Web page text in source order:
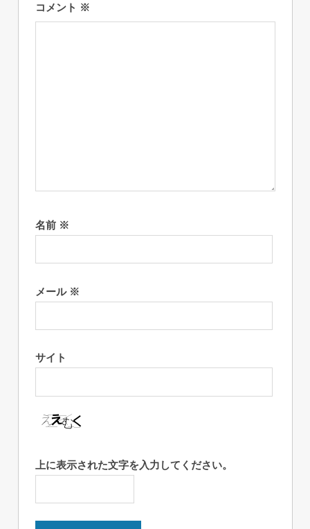
ン
コメント ※
名前 ※
メール ※
サイト
上に表示された文字を入力してください。